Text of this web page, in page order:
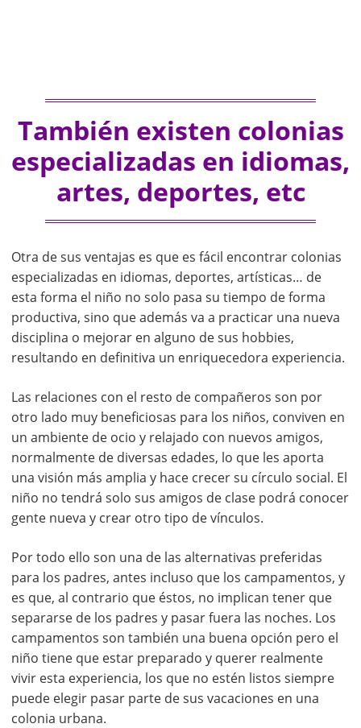
También existen colonias
especializadas en idiomas,
artes, deportes, etc
Otra de sus ventajas es que es fácil encontrar colonias
especializadas en idiomas, deportes, artísticas… de
esta forma el niño no solo pasa su tiempo de forma
productiva, sino que además va a practicar una nueva
disciplina o mejorar en alguno de sus hobbies,
resultando en definitiva un enriquecedora experiencia.
Las relaciones con el resto de compañeros son por
otro lado muy beneficiosas para los niños, conviven en
un ambiente de ocio y relajado con nuevos amigos,
normalmente de diversas edades, lo que les aporta
una visión más amplia y hace crecer su círculo social. El
niño no tendrá solo sus amigos de clase podrá conocer
gente nueva y crear otro tipo de vínculos.
Por todo ello son una de las alternativas preferidas
para los padres, antes incluso que los campamentos, y
es que, al contrario que éstos, no implican tener que
separarse de los padres y pasar fuera las noches. Los
campamentos son también una buena opción pero el
niño tiene que estar preparado y querer realmente
vivir esta experiencia, los que no estén listos siempre
puede elegir pasar parte de sus vacaciones en una
colonia urbana.